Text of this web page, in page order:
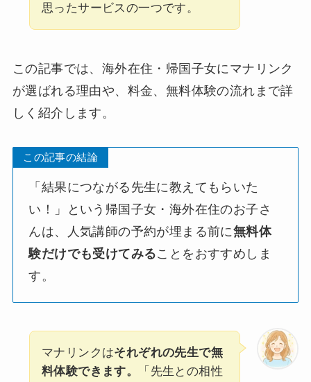
思ったサービスの一つです。
この記事では、海外在住・帰国子女にマナリンク
が選ばれる理由や、料金、無料体験の流れまで詳
しく紹介します。
この記事の結論
「結果につながる先生に教えてもらいた
い！」という帰国子女・海外在住のお子さ
んは、人気講師の予約が埋まる前に無料体
験だけでも受けてみることをおすすめしま
す。
マナリンクはそれぞれの先生で無
料体験できます。
「先生との相性